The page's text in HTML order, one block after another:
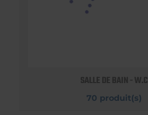
SALLE DE BAIN - W.C
70 produit(s)